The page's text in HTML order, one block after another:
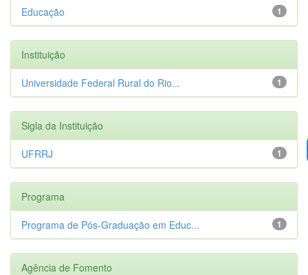
1
Educação
Instituição
1
Universidade Federal Rural do Rio...
Sigla da Instituição
1
UFRRJ
Programa
1
Programa de Pós-Graduação em Educ...
Agência de Fomento